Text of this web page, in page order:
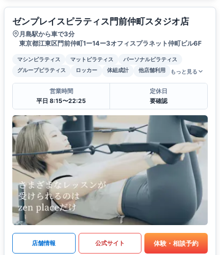
ゼンプレイスピラティス門前仲町スタジオ店
月島駅から車で3分
東京都江東区門前仲町1ー14ー3オフィスプラネット仲町ビル6F
マシンピラティス マットピラティス
パーソナルピラティス
グループピラティス
ロッカー 体組成計 他店舗利用 もっと見る
営業時間
平日 8:15〜22:25
定休日
要確認
店舗情報 公式サイト 体験・相談予約